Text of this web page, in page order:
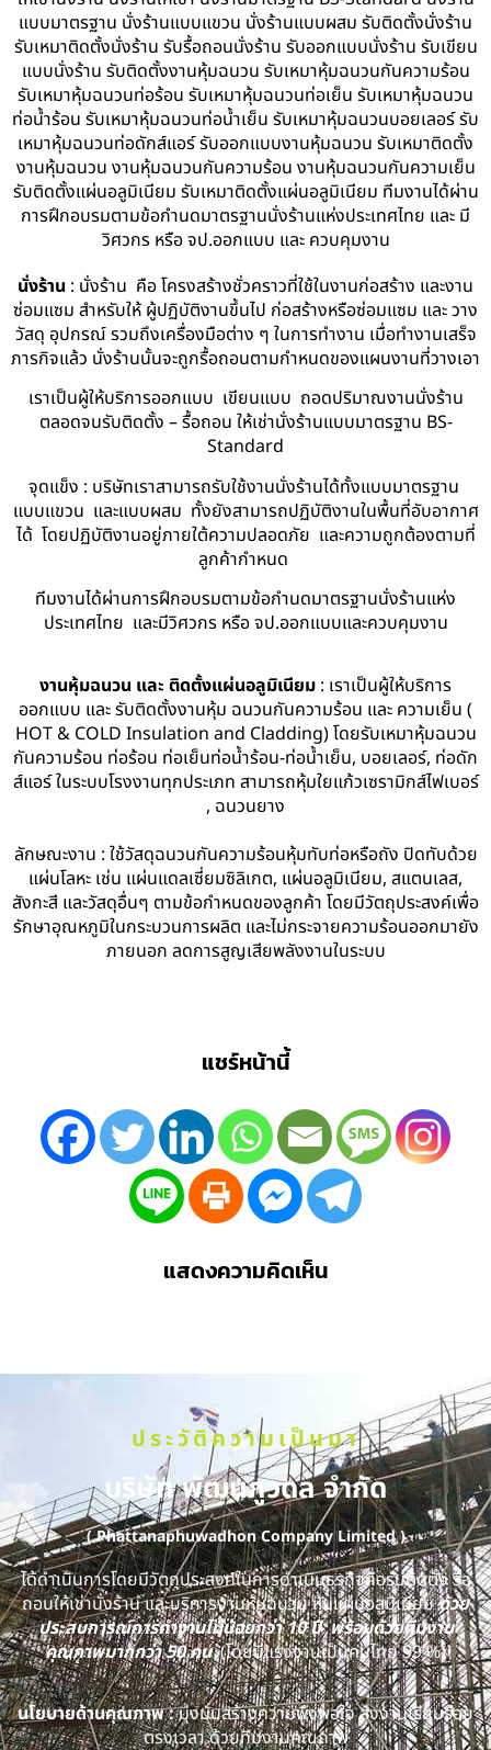
แบบมาตรฐาน นั่งร้านแบบแขวน นั่งร้านแบบผสม รับติดตั้งนั่งร้าน
รับเหมาติดตั้งนั่งร้าน รับรื้อถอนนั่งร้าน รับออกแบบนั่งร้าน รับเขียน
แบบนั่งร้าน รับติดตั้งงานหุ้มฉนวน รับเหมาหุ้มฉนวนกันความร้อน
รับเหมาหุ้มฉนวนท่อร้อน รับเหมาหุ้มฉนวนท่อเย็น รับเหมาหุ้มฉนวน
ท่อน้ำร้อน รับเหมาหุ้มฉนวนท่อน้ำเย็น รับเหมาหุ้มฉนวนบอยเลอร์ รับ
เหมาหุ้มฉนวนท่อดักส์แอร์ รับออกแบบงานหุ้มฉนวน รับเหมาติดตั้ง
งานหุ้มฉนวน งานหุ้มฉนวนกันความร้อน งานหุ้มฉนวนกันความเย็น
รับติดตั้งแผ่นอลูมิเนียม รับเหมาติดตั้งแผ่นอลูมิเนียม ทีมงานได้ผ่าน
การฝึกอบรมตามข้อกำนดมาตรฐานนั่งร้านแห่งประเทศไทย และ มี
วิศวกร หรือ จป.ออกแบบ และ ควบคุมงาน
นั่งร้าน : นั่งร้าน คือ โครงสร้างชั่วคราวที่ใช้ในงานก่อสร้าง และงาน
ซ่อมแซม สำหรับให้ ผู้ปฏิบัติงานขึ้นไป ก่อสร้างหรือซ่อมแซม และ วาง
วัสดุ อุปกรณ์ รวมถึงเครื่องมือต่าง ๆ ในการทำงาน เมื่อทำงานเสร็จ
ภารกิจแล้ว นั่งร้านนั้นจะถูกรื้อถอนตามกำหนดของแผนงานที่วางเอา
เราเป็นผู้ให้บริการออกแบบ เขียนแบบ ถอดปริมาณงานนั่งร้าน
ตลอดจนรับติดตั้ง – รื้อถอน ให้เช่านั่งร้านแบบมาตรฐาน BS-
Standard
จุดแข็ง : บริษัทเราสามารถรับใช้งานนั่งร้านได้ทั้งแบบมาตรฐาน
แบบแขวน และแบบผสม ทั้งยังสามารถปฏิบัติงานในพื้นที่อับอากาศ
ได้ โดยปฏิบัติงานอยู่ภายใต้ความปลอดภัย และความถูกต้องตามที่
ลูกค้ากำหนด
ทีมงานได้ผ่านการฝึกอบรมตามข้อกำนดมาตรฐานนั่งร้านแห่ง
ประเทศไทย และมีวิศวกร หรือ จป.ออกแบบและควบคุมงาน
งานหุ้มฉนวน และ ติดตั้งแผ่นอลูมิเนียม : เราเป็นผู้ให้บริการ
ออกแบบ และ รับติดตั้งงานหุ้ม ฉนวนกันความร้อน และ ความเย็น (
HOT & COLD Insulation and Cladding) โดยรับเหมาหุ้มฉนวน
กันความร้อน ท่อร้อน ท่อเย็นท่อน้ำร้อน-ท่อน้ำเย็น, บอยเลอร์, ท่อดัก
ส์แอร์ ในระบบโรงงานทุกประเภท สามารถหุ้มใยแก้วเซรามิกส์ไฟเบอร์
, ฉนวนยาง
ลักษณะงาน : ใช้วัสดุฉนวนกันความร้อนหุ้มทับท่อหรือถัง ปิดทับด้วย
แผ่นโลหะ เช่น แผ่นแดลเซี่ยมซิลิเกต, แผ่นอลูมิเนียม, สแตนเลส,
สังกะสี และวัสดุอื่นๆ ตามข้อกำหนดของลูกค้า โดยมีวัตถุประสงค์เพื่อ
รักษาอุณหภูมิในกระบวนการผลิต และไม่กระจายความร้อนออกมายัง
ภายนอก ลดการสูญเสียพลังงานในระบบ
แชร์หน้านี้
แสดงความคิดเห็น
ประวัติความเป็นมา
บริษัท พัฒนภูวดล จำกัด
( Phattanaphuwadhon Company Limited )
ได้ดำเนินการโดยมีวัตถุประสงค์ในการดำเนินธุรกิจคือรับติดตั้ง รื้อ
ถอนให้เช่านั่งร้าน และบริการงานหุ้มฉนวน หุ้มแผ่นอลูมิเนียมด้วย
ประสบการณ์การทำงานไม่น้อยกว่า 10 ปี พร้อมด้วยทีมงาน
คุณภาพมากกว่า 50 คน(โดยมีแรงงานเป็นคนไทย 99 %)
นโยบายด้านคุณภาพ :มุ่งมั่นสร้างความพึงพอใจ ส่งงานเรียบร้อย
ตรงเวลา ด้วยทีมงานคุณภาพ